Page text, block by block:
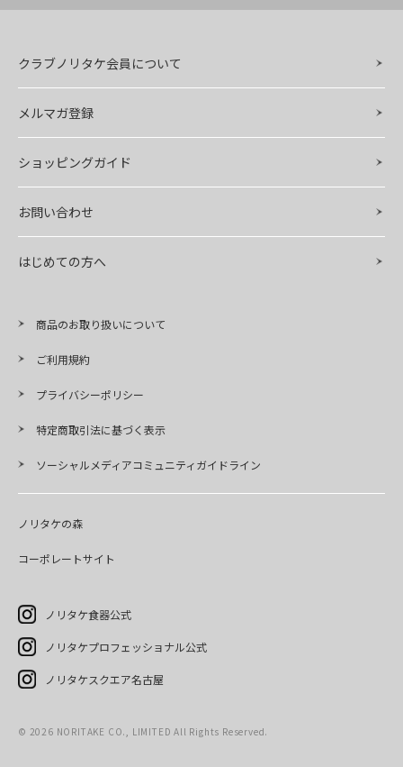
クラブノリタケ会員について
メルマガ登録
ショッピングガイド
お問い合わせ
はじめての方へ
商品のお取り扱いについて
ご利用規約
プライバシーポリシー
特定商取引法に基づく表示
ソーシャルメディアコミュニティガイドライン
ノリタケの森
コーポレートサイト
ノリタケ食器公式
ノリタケプロフェッショナル公式
ノリタケスクエア名古屋
© 2026 NORITAKE CO., LIMITED All Rights Reserved.